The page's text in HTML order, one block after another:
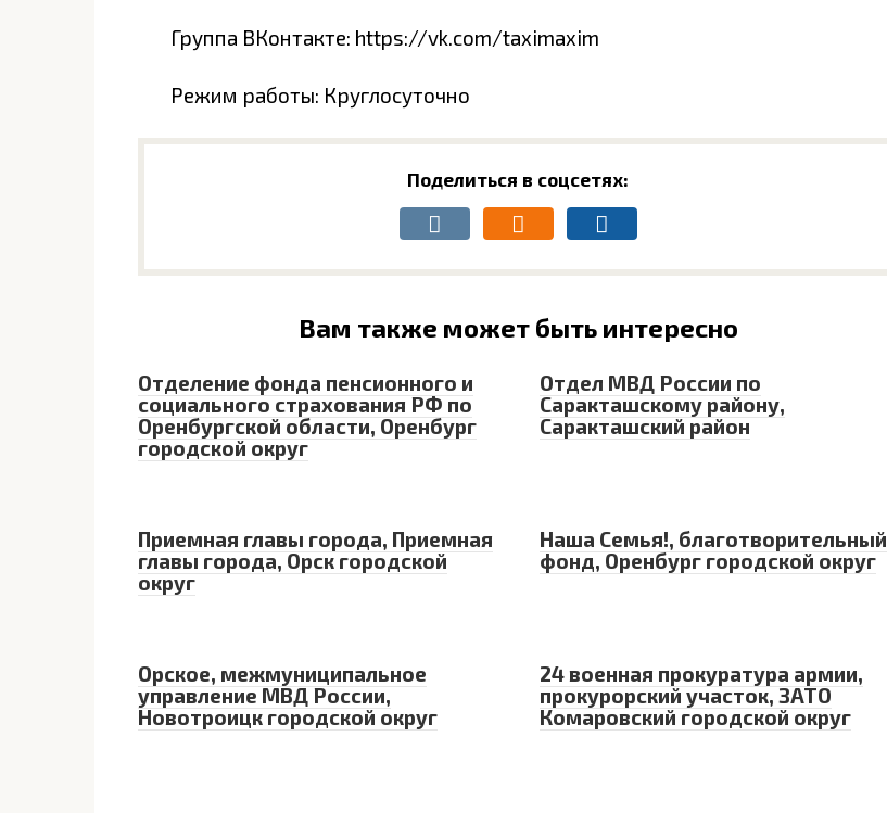
Группа ВКонтакте: https://vk.com/taximaxim
Режим работы: Круглосуточно
Поделиться в соцсетях:
Вам также может быть интересно
Отделение фонда пенсионного и
социального страхования РФ по
Оренбургской области, Оренбург
городской округ
Отдел МВД России по
Саракташскому району,
Саракташский район
Приемная главы города, Приемная
главы города, Орск городской
округ
Наша Семья!, благотворительный
фонд, Оренбург городской округ
Орское, межмуниципальное
управление МВД России,
Новотроицк городской округ
24 военная прокуратура армии,
прокурорский участок, ЗАТО
Комаровский городской округ